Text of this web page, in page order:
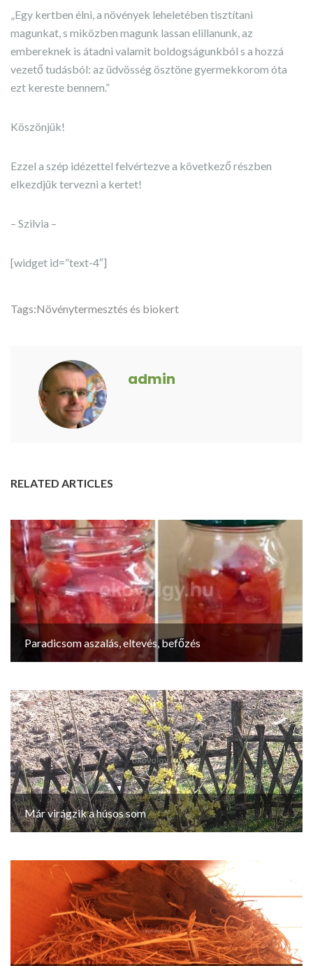
„Egy kertben élni, a növények leheletében tisztítani
magunkat, s miközben magunk lassan elillanunk, az
embereknek is átadni valamit boldogságunkból s a hozzá
vezető tudásból: az üdvösség ösztöne gyermekkorom óta
ezt kereste bennem.”
Köszönjük!
Ezzel a szép idézettel felvértezve a következő részben
elkezdjük tervezni a kertet!
– Szilvia –
[widget id=”text-4″]
Tags:Növénytermesztés és biokert
admin
RELATED ARTICLES
Paradicsom aszalás, eltevés, befőzés
Már virágzik a húsos som